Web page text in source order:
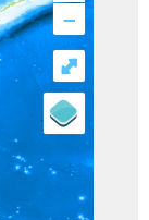
–
⤢